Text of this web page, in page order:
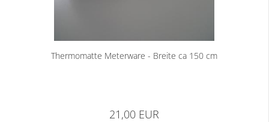
Thermomatte Meterware - Breite ca 150 cm
21,00 EUR